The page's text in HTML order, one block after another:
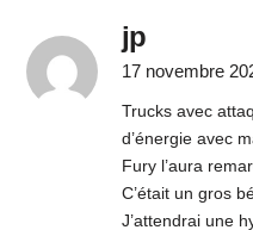
jp
17 novembre
Trucks avec
d’énergie avec
Fury l’aura
C’était un gros
J’attendrai une